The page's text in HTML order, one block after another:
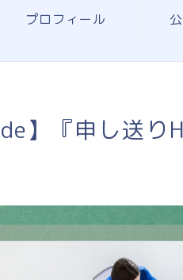
プロフィール
】『申し送